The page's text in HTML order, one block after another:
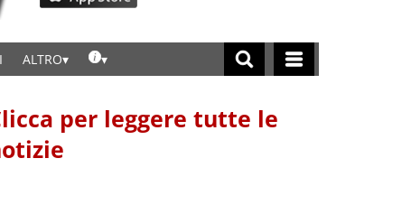
ALTRO
per leggere tutte le